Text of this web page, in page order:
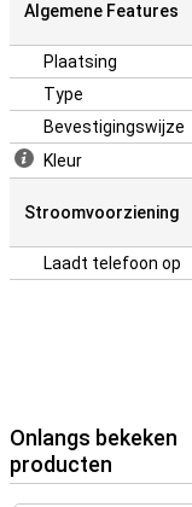
Algemene Features
Plaatsing
Type
Bevestigingswijze
Kleur
Stroomvoorziening
Laadt telefoon op
Onlangs bekeken
producten